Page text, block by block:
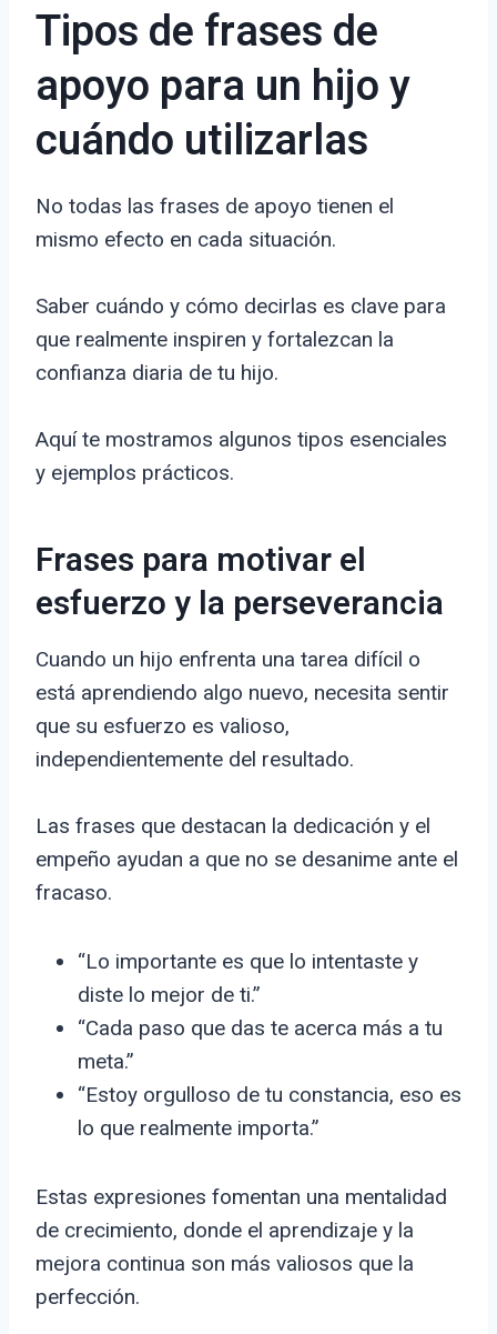
Tipos de frases de
apoyo para un hijo y
cuándo utilizarlas
No todas las frases de apoyo tienen el
mismo efecto en cada situación.
Saber cuándo y cómo decirlas es clave para
que realmente inspiren y fortalezcan la
confianza diaria de tu hijo.
Aquí te mostramos algunos tipos esenciales
y ejemplos prácticos.
Frases para motivar el
esfuerzo y la perseverancia
Cuando un hijo enfrenta una tarea difícil o
está aprendiendo algo nuevo, necesita sentir
que su esfuerzo es valioso,
independientemente del resultado.
Las frases que destacan la dedicación y el
empeño ayudan a que no se desanime ante el
fracaso.
“Lo importante es que lo intentaste y
diste lo mejor de ti.”
“Cada paso que das te acerca más a tu
meta.”
“Estoy orgulloso de tu constancia, eso es
lo que realmente importa.”
Estas expresiones fomentan una mentalidad
de crecimiento, donde el aprendizaje y la
mejora continua son más valiosos que la
perfección.